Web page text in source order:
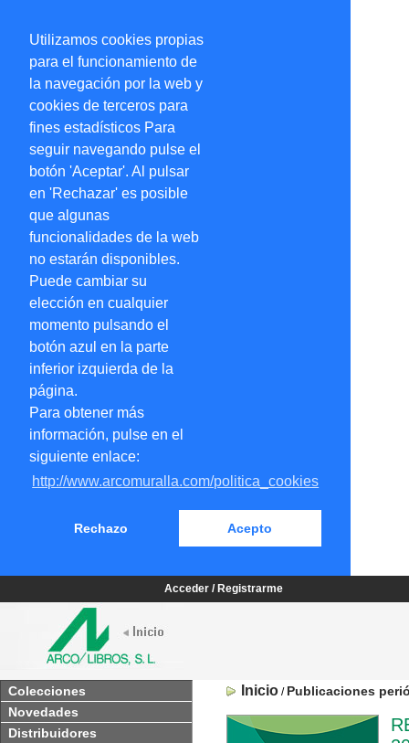
Utilizamos cookies propias
para el funcionamiento de
la navegación por la web y
cookies de terceros para
fines estadísticos Para
seguir navegando pulse el
botón 'Aceptar'. Al pulsar
en 'Rechazar' es posible
que algunas
funcionalidades de la web
no estarán disponibles.
Puede cambiar su
elección en cualquier
momento pulsando el
botón azul en la parte
inferior izquierda de la
página.
Para obtener más
información, pulse en el
siguiente enlace:
http://www.arcomuralla.com/politica_cookies
Rechazo Acepto
Acceder / Registrarme
Colecciones
Novedades
Distribuidores
Inicio / Publicaciones